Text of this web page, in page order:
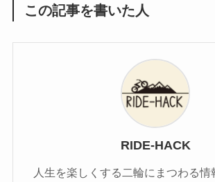
この記事を書いた人
RIDE-HACK
人生を楽しくする二輪にまつわる情